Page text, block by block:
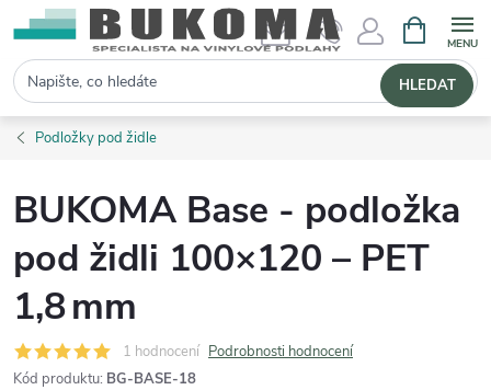
Hledat HLEDAT
Podložky pod židle
BUKOMA Base - podložka
pod židli 100×120 – PET
1,8 mm
1 hodnocení Podrobnosti hodnocení
Kód produktu: BG-BASE-18